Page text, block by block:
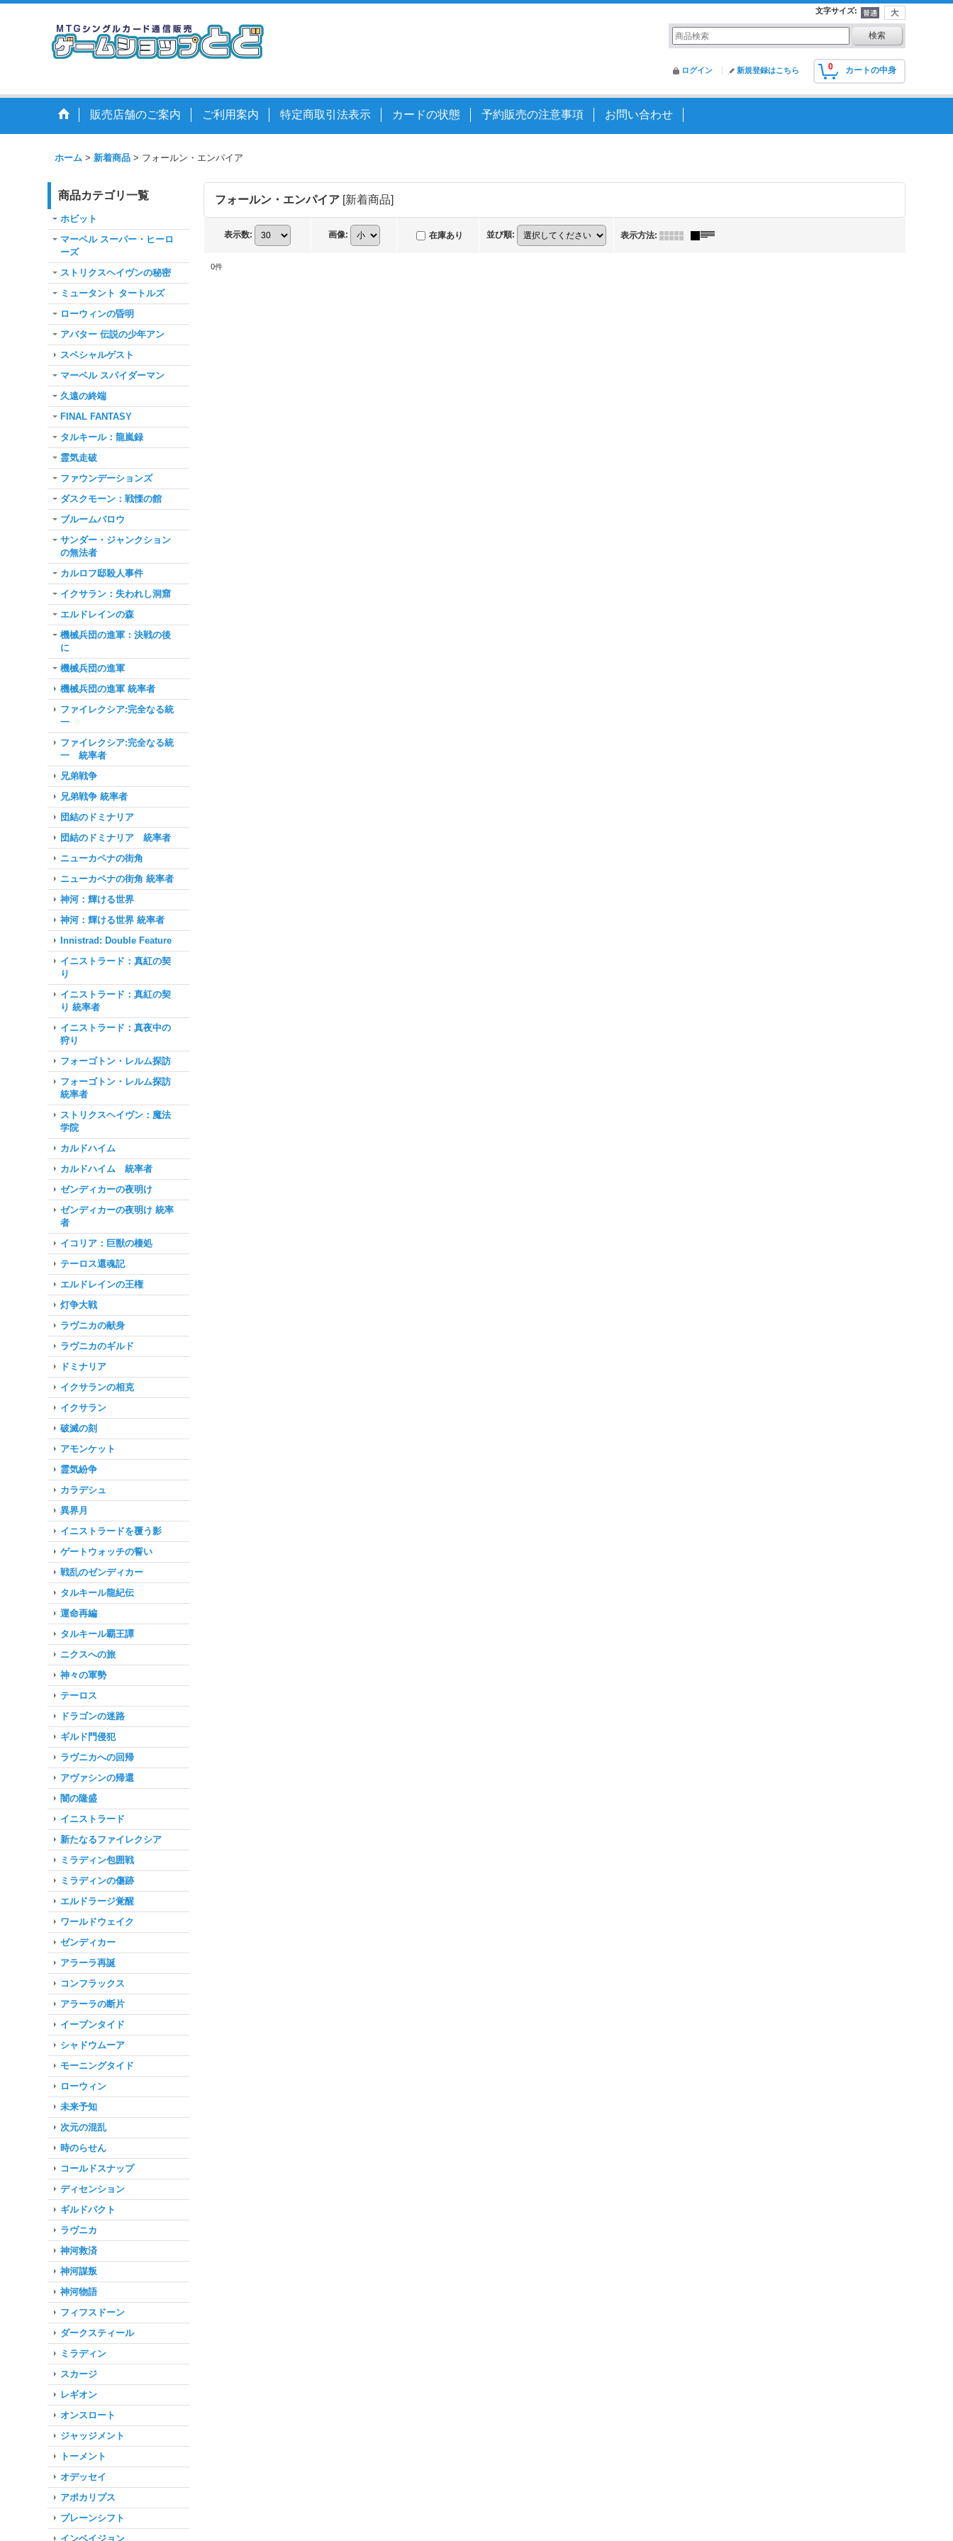
文字サイズ:
0 カートの中身
ログイン 新規登録はこちら
販売店舗のご案内 ご利用案内 特定商取引法表示 カードの状態 予約販売の注意事項 お問い合わせ
ホーム > 新着商品 > フォールン・エンパイア
商品カテゴリ一覧
ホビット
マーベル スーパー・ヒーロ
ーズ
ストリクスヘイヴンの秘密
ミュータント タートルズ
ローウィンの昏明
アバター 伝説の少年アン
スペシャルゲスト
マーベル スパイダーマン
久遠の終端
FINAL FANTASY
タルキール：龍嵐録
霊気走破
ファウンデーションズ
ダスクモーン：戦慄の館
ブルームバロウ
サンダー・ジャンクション
の無法者
カルロフ邸殺人事件
イクサラン：失われし洞窟
エルドレインの森
機械兵団の進軍：決戦の後
に
機械兵団の進軍
機械兵団の進軍 統率者
ファイレクシア:完全なる統
一
ファイレクシア:完全なる統
一 統率者
兄弟戦争
兄弟戦争 統率者
団結のドミナリア
団結のドミナリア 統率者
ニューカペナの街角
ニューカペナの街角 統率者
神河：輝ける世界
神河：輝ける世界 統率者
Innistrad: Double Feature
イニストラード：真紅の契
り
イニストラード：真紅の契
り 統率者
イニストラード：真夜中の
狩り
フォーゴトン・レルム探訪
フォーゴトン・レルム探訪
統率者
ストリクスヘイヴン：魔法
学院
カルドハイム
カルドハイム 統率者
ゼンディカーの夜明け
ゼンディカーの夜明け 統率
者
イコリア：巨獣の棲処
テーロス還魂記
エルドレインの王権
灯争大戦
ラヴニカの献身
ラヴニカのギルド
ドミナリア
イクサランの相克
イクサラン
破滅の刻
アモンケット
霊気紛争
カラデシュ
異界月
イニストラードを覆う影
ゲートウォッチの誓い
戦乱のゼンディカー
タルキール龍紀伝
運命再編
タルキール覇王譚
ニクスへの旅
神々の軍勢
テーロス
ドラゴンの迷路
ギルド門侵犯
ラヴニカへの回帰
アヴァシンの帰還
闇の隆盛
イニストラード
新たなるファイレクシア
ミラディン包囲戦
ミラディンの傷跡
エルドラージ覚醒
ワールドウェイク
ゼンディカー
アラーラ再誕
コンフラックス
アラーラの断片
イーブンタイド
シャドウムーア
モーニングタイド
ローウィン
未来予知
次元の混乱
時のらせん
コールドスナップ
ディセンション
ギルドパクト
ラヴニカ
神河救済
神河謀叛
神河物語
フィフスドーン
ダークスティール
ミラディン
スカージ
レギオン
オンスロート
ジャッジメント
トーメント
オデッセイ
アポカリプス
プレーンシフト
インベイジョン
フォールン・エンパイア [新着商品]
表示数: 画像: 在庫あり 並び順: 表示方法:
0件